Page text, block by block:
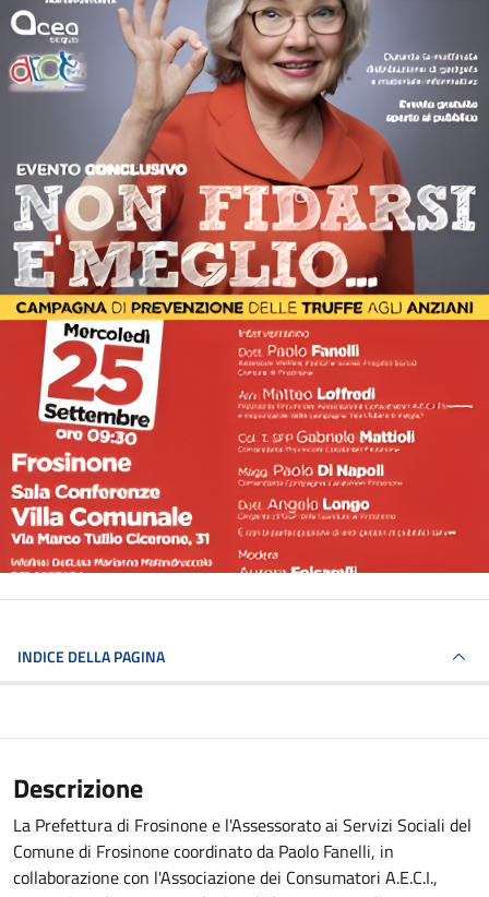
INDICE DELLA PAGINA
Descrizione
La Prefettura di Frosinone e l'Assessorato ai Servizi Sociali del
Comune di Frosinone coordinato da Paolo Fanelli, in
collaborazione con l'Associazione dei Consumatori A.E.C.I.,